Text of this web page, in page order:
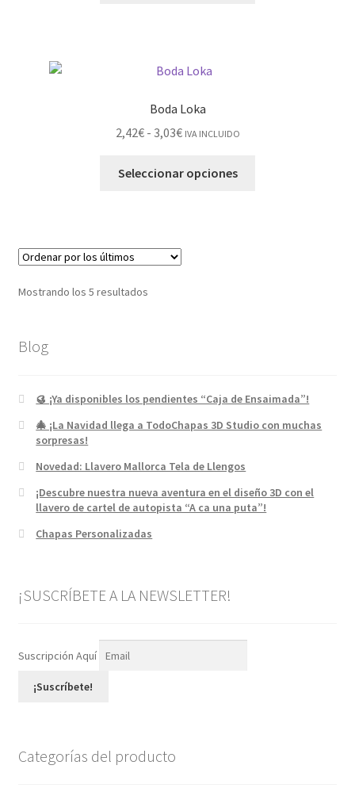
Boda Loka
2,42€ - 3,03€ IVA INCLUIDO
Seleccionar opciones
Mostrando los 5 resultados
Blog
🥮 ¡Ya disponibles los pendientes “Caja de Ensaimada”!
🎄 ¡La Navidad llega a TodoChapas 3D Studio con muchas
sorpresas!
Novedad: Llavero Mallorca Tela de Llengos
¡Descubre nuestra nueva aventura en el diseño 3D con el
llavero de cartel de autopista “A ca una puta”!
Chapas Personalizadas
¡SUSCRÍBETE A LA NEWSLETTER!
Suscripción Aquí
¡Suscríbete!
Categorías del producto